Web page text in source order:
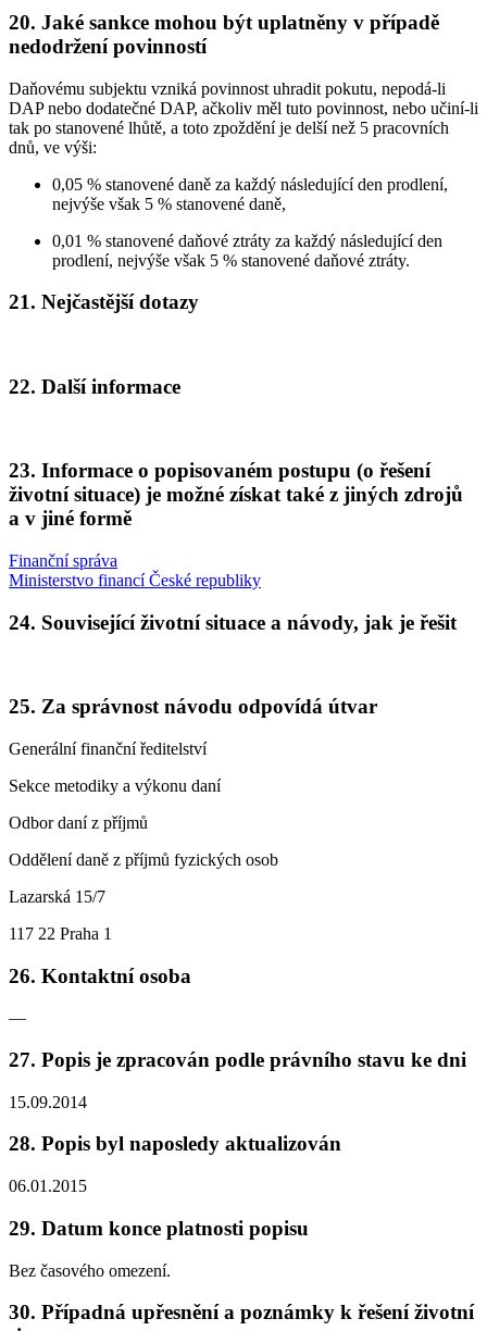
20. Jaké sankce mohou být uplatněny v případě
nedodržení povinností
Daňovému subjektu vzniká povinnost uhradit pokutu, nepodá-li
DAP nebo dodatečné DAP, ačkoliv měl tuto povinnost, nebo učiní-li
tak po stanovené lhůtě, a toto zpoždění je delší než 5 pracovních
dnů, ve výši:
0,05 % stanovené daně za každý následující den prodlení,
nejvýše však 5 % stanovené daně,
0,01 % stanovené daňové ztráty za každý následující den
prodlení, nejvýše však 5 % stanovené daňové ztráty.
21. Nejčastější dotazy
22. Další informace
23. Informace o popisovaném postupu (o řešení
životní situace) je možné získat také z jiných zdrojů
a v jiné formě
Finanční správa
Ministerstvo financí České republiky
24. Související životní situace a návody, jak je řešit
25. Za správnost návodu odpovídá útvar
Generální finanční ředitelství
Sekce metodiky a výkonu daní
Odbor daní z příjmů
Oddělení daně z příjmů fyzických osob
Lazarská 15/7
117 22 Praha 1
26. Kontaktní osoba
—
27. Popis je zpracován podle právního stavu ke dni
15.09.2014
28. Popis byl naposledy aktualizován
06.01.2015
29. Datum konce platnosti popisu
Bez časového omezení.
30. Případná upřesnění a poznámky k řešení životní